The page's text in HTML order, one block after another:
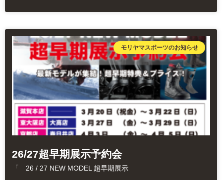
モリヤマスポーツのお知らせ
26/27超早期展示予約会
「 26 / 27 NEW MODEL 超早期展示